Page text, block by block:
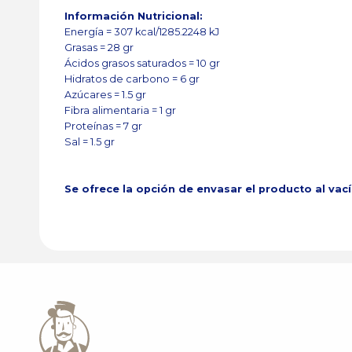
Información Nutricional:
Energía = 307 kcal/1285.2248 kJ
Grasas = 28 gr
Ácidos grasos saturados = 10 gr
Hidratos de carbono = 6 gr
Azúcares = 1.5 gr
Fibra alimentaria = 1 gr
Proteínas = 7 gr
Sal = 1.5 gr
Se ofrece la opción de envasar el producto al